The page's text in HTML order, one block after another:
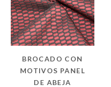
BROCADO CON
MOTIVOS PANEL
DE ABEJA